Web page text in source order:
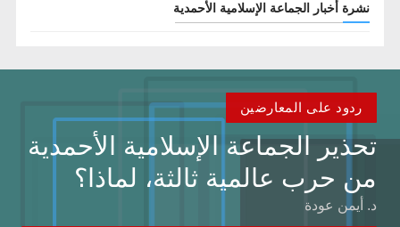
نشرة أخبار الجماعة الإسلامية الأحمدية
ردود على المعارضين
تحذير الجماعة الإسلامية الأحمدية
من حرب عالمية ثالثة، لماذا؟
د. أيمن عودة